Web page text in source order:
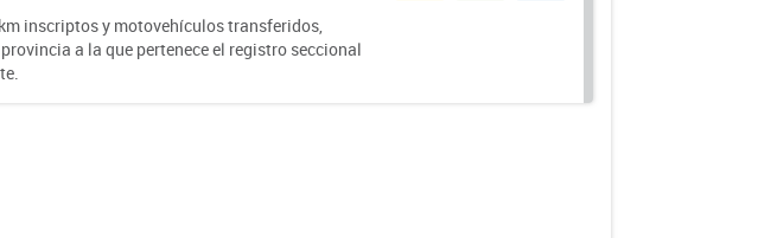
inscriptos y motovehículos transferidos,
a la que pertenece el registro seccional